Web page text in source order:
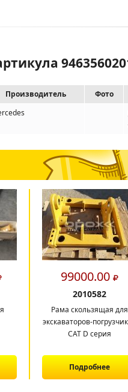
Производитель Фото
99000.00
2010582
Рама скользящая для
экскаваторов-
CAT D серия
Подробнее